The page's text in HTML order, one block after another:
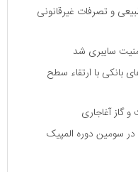
و تصرفات غیرقانونی
سایبری شد
بانکی با ارتقاء سطح
گاز آغاجاری
حوزه تخصصی در سومین دوره المپیک